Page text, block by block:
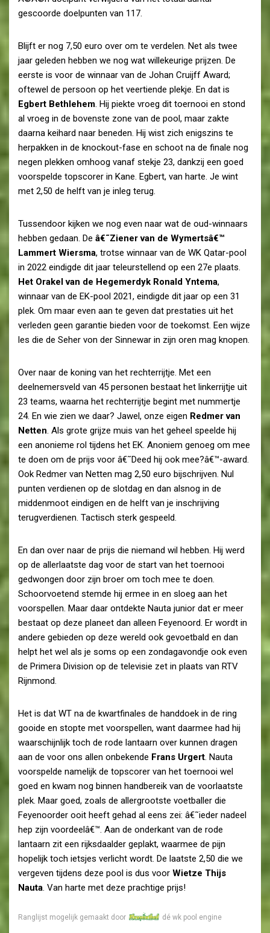
gescoorde doelpunten van 117.
Blijft er nog 7,50 euro over om te verdelen. Net als twee
jaar geleden hebben we nog wat willekeurige prijzen. De
eerste is voor de winnaar van de Johan Cruijff Award;
oftewel de persoon op het veertiende plekje. En dat is
Egbert Bethlehem. Hij piekte vroeg dit toernooi en stond
al vroeg in de bovenste zone van de pool, maar zakte
daarna keihard naar beneden. Hij wist zich enigszins te
herpakken in de knockout-fase en schoot na de finale nog
negen plekken omhoog vanaf stekje 23, dankzij een goed
voorspelde topscorer in Kane. Egbert, van harte. Je wint
met 2,50 de helft van je inleg terug.
Tussendoor kijken we nog even naar wat de oud-winnaars
hebben gedaan. De â€˜Ziener van de Wymertsâ€™
Lammert Wiersma, trotse winnaar van de WK Qatar-pool
in 2022 eindigde dit jaar teleurstellend op een 27e plaats.
Het Orakel van de Hegemerdyk Ronald Yntema,
winnaar van de EK-pool 2021, eindigde dit jaar op een 31
plek. Om maar even aan te geven dat prestaties uit het
verleden geen garantie bieden voor de toekomst. Een wijze
les die de Seher von der Sinnewar in zijn oren mag knopen.
Over naar de koning van het rechterrijtje. Met een
deelnemersveld van 45 personen bestaat het linkerrijtje uit
23 teams, waarna het rechterrijtje begint met nummertje
24. En wie zien we daar? Jawel, onze eigen Redmer van
Netten. Als grote grijze muis van het geheel speelde hij
een anonieme rol tijdens het EK. Anoniem genoeg om mee
te doen om de prijs voor â€˜Deed hij ook mee?â€™-award.
Ook Redmer van Netten mag 2,50 euro bijschrijven. Nul
punten verdienen op de slotdag en dan alsnog in de
middenmoot eindigen en de helft van je inschrijving
terugverdienen. Tactisch sterk gespeeld.
En dan over naar de prijs die niemand wil hebben. Hij werd
op de allerlaatste dag voor de start van het toernooi
gedwongen door zijn broer om toch mee te doen.
Schoorvoetend stemde hij ermee in en sloeg aan het
voorspellen. Maar daar ontdekte Nauta junior dat er meer
bestaat op deze planeet dan alleen Feyenoord. Er wordt in
andere gebieden op deze wereld ook gevoetbald en dan
helpt het wel als je soms op een zondagavondje ook even
de Primera Division op de televisie zet in plaats van RTV
Rijnmond.
Het is dat WT na de kwartfinales de handdoek in de ring
gooide en stopte met voorspellen, want daarmee had hij
waarschijnlijk toch de rode lantaarn over kunnen dragen
aan de voor ons allen onbekende Frans Urgert. Nauta
voorspelde namelijk de topscorer van het toernooi wel
goed en kwam nog binnen handbereik van de voorlaatste
plek. Maar goed, zoals de allergrootste voetballer die
Feyenoorder ooit heeft gehad al eens zei: â€˜ieder nadeel
hep zijn voordeelâ€™. Aan de onderkant van de rode
lantaarn zit een rijksdaalder geplakt, waarmee de pijn
hopelijk toch ietsjes verlicht wordt. De laatste 2,50 die we
vergeven tijdens deze pool is dus voor Wietze Thijs
Nauta. Van harte met deze prachtige prijs!
Ranglijst mogelijk gemaakt door dé wk pool engine